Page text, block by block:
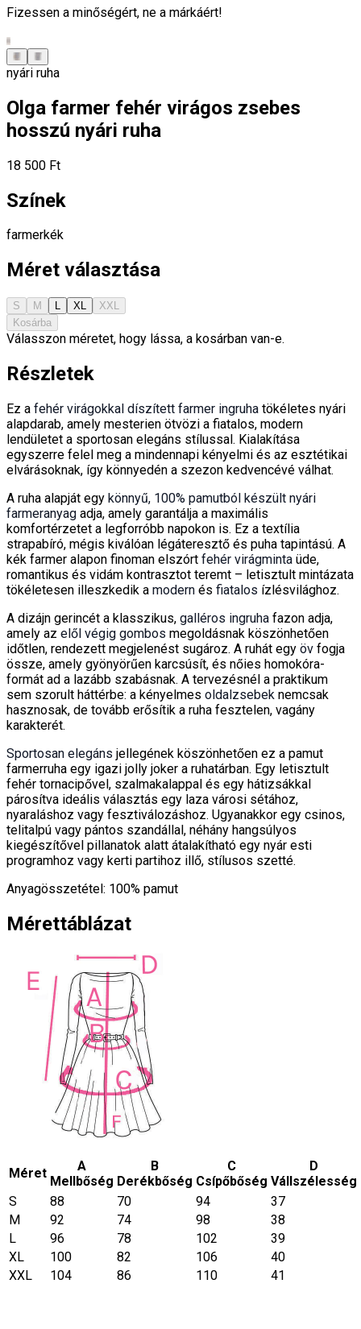
Fizessen a minőségért, ne a márkáért!
nyári ruha
Olga farmer fehér virágos zsebes
hosszú nyári ruha
18 500 Ft
Színek
farmerkék
Méret választása
S M L XL
XXL
Kosárba
Válasszon méretet, hogy lássa, a kosárban van-e.
Részletek
Ez a fehér virágokkal díszített farmer ingruha tökéletes nyári
alapdarab, amely mesterien ötvözi a fiatalos, modern
lendületet a sportosan elegáns stílussal. Kialakítása
egyszerre felel meg a mindennapi kényelmi és az esztétikai
elvárásoknak, így könnyedén a szezon kedvencévé válhat.
A ruha alapját egy könnyű, 100% pamutból készült nyári
farmeranyag adja, amely garantálja a maximális
komfortérzetet a legforróbb napokon is. Ez a textília
strapabíró, mégis kiválóan légáteresztő és puha tapintású. A
kék farmer alapon finoman elszórt fehér virágminta üde,
romantikus és vidám kontrasztot teremt – letisztult mintázata
tökéletesen illeszkedik a modern és fiatalos ízlésvilághoz.
A dizájn gerincét a klasszikus, galléros ingruha fazon adja,
amely az elől végig gombos megoldásnak köszönhetően
időtlen, rendezett megjelenést sugároz. A ruhát egy öv fogja
össze, amely gyönyörűen karcsúsít, és nőies homokóra-
formát ad a lazább szabásnak. A tervezésnél a praktikum
sem szorult háttérbe: a kényelmes oldalzsebek nemcsak
hasznosak, de tovább erősítik a ruha fesztelen, vagány
karakterét.
Sportosan elegáns jellegének köszönhetően ez a pamut
farmerruha egy igazi jolly joker a ruhatárban. Egy letisztult
fehér tornacipővel, szalmakalappal és egy hátizsákkal
párosítva ideális választás egy laza városi sétához,
nyaraláshoz vagy fesztiválozáshoz. Ugyanakkor egy csinos,
telitalpú vagy pántos szandállal, néhány hangsúlyos
kiegészítővel pillanatok alatt átalakítható egy nyár esti
programhoz vagy kerti partihoz illő, stílusos szetté.
Anyagösszetétel: 100% pamut
Mérettáblázat
Méret
A
Mellbőség
B
Derékbőség
C
Csípőbőség
D
Vállszélesség
S
88 70 94 37
M
92 74 98 38
L
96 78 102 39
XL
100 82 106 40
XXL
104 86 110 41